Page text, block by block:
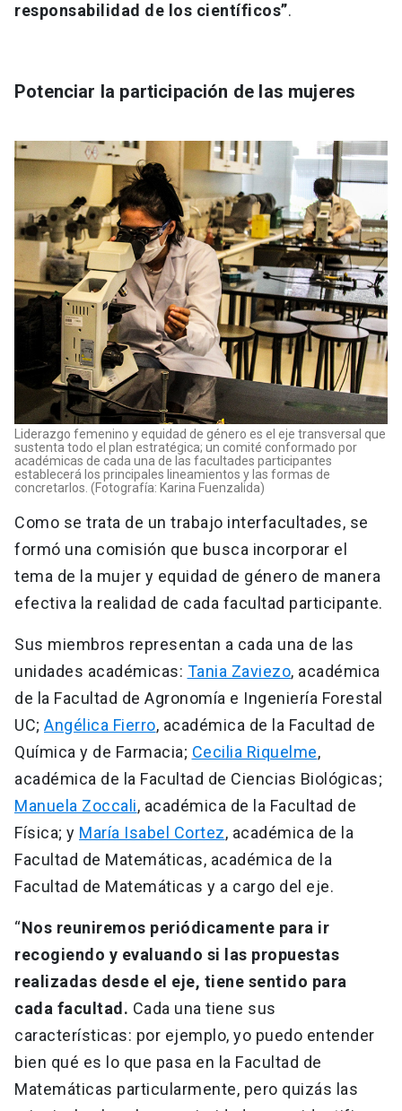
responsabilidad de los científicos”.
Potenciar la participación de las mujeres
Liderazgo femenino y equidad de género es el eje transversal que
sustenta todo el plan estratégica; un comité conformado por
académicas de cada una de las facultades participantes
establecerá los principales lineamientos y las formas de
concretarlos. (Fotografía: Karina Fuenzalida)
Como se trata de un trabajo interfacultades, se
formó una comisión que busca incorporar el
tema de la mujer y equidad de género de manera
efectiva la realidad de cada facultad participante.
Sus miembros representan a cada una de las
unidades académicas: Tania Zaviezo, académica
de la Facultad de Agronomía e Ingeniería Forestal
UC; Angélica Fierro, académica de la Facultad de
Química y de Farmacia; Cecilia Riquelme,
académica de la Facultad de Ciencias Biológicas;
Manuela Zoccali, académica de la Facultad de
Física; y María Isabel Cortez, académica de la
Facultad de Matemáticas, académica de la
Facultad de Matemáticas y a cargo del eje.
“Nos reuniremos periódicamente para ir
recogiendo y evaluando si las propuestas
realizadas desde el eje, tiene sentido para
cada facultad. Cada una tiene sus
características: por ejemplo, yo puedo entender
bien qué es lo que pasa en la Facultad de
Matemáticas particularmente, pero quizás las